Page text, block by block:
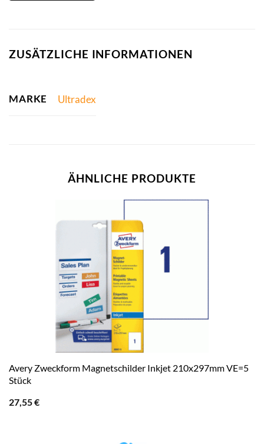
ZUSÄTZLICHE INFORMATIONEN
MARKE Ultradex
ÄHNLICHE PRODUKTE
Avery Zweckform Magnetschilder Inkjet 210x297mm VE=5
Stück
27,55€